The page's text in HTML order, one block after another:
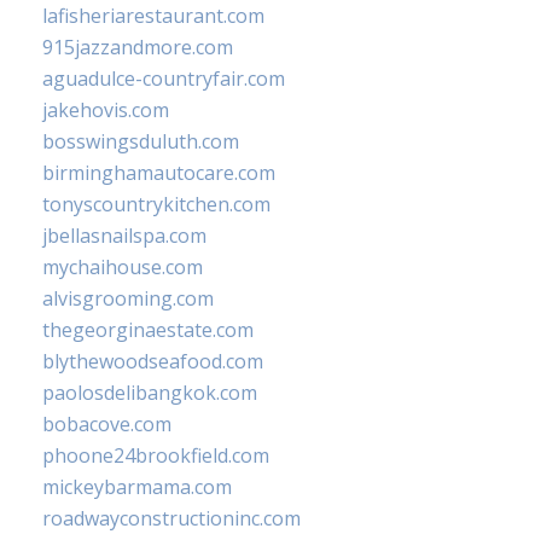
lafisheriarestaurant.com
915jazzandmore.com
aguadulce-countryfair.com
jakehovis.com
bosswingsduluth.com
birminghamautocare.com
tonyscountrykitchen.com
jbellasnailspa.com
mychaihouse.com
alvisgrooming.com
thegeorginaestate.com
blythewoodseafood.com
paolosdelibangkok.com
bobacove.com
phoone24brookfield.com
mickeybarmama.com
roadwayconstructioninc.com